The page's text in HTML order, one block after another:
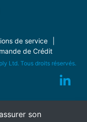
son
de service
de Crédit
Ltd. Tous droits réservés.